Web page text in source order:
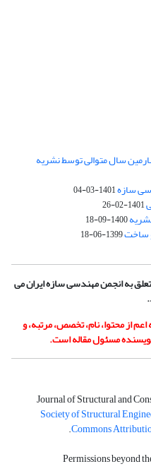
سال متوالی توسط نشریه
سازه1401-03-04
1401-02-26
1400-09-18
1399-06-18
به انجمن مهندسی سازه ایران می
از محتوا، نام، تخصص، مرتبه، و
مسئول مقاله است.
Journal of Structural and
Society of Structural
Commons
.
Permissions beyond